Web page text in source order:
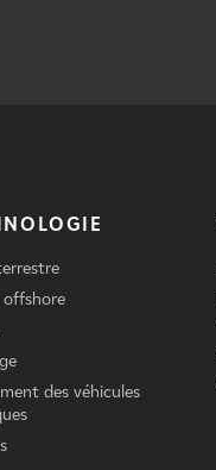
offshore
des véhicules